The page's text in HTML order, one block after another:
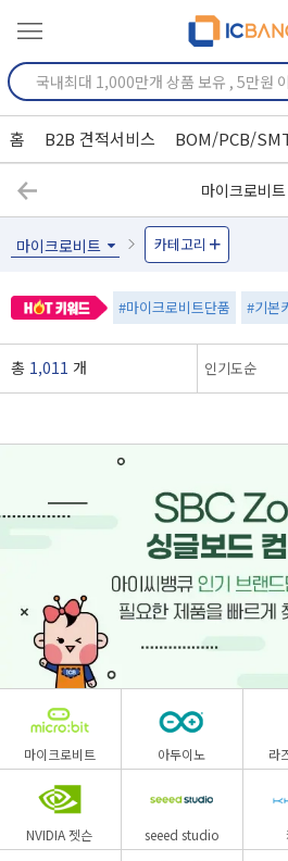
홈 B2B 견적서비스 BOM/PCB/
마이크로비트
마이크로비트 카테고리
#마이크로비트단품 #기본
총 1,011 개
마이크로비트 아두이노 라
NVIDIA 젯슨 seeed studio